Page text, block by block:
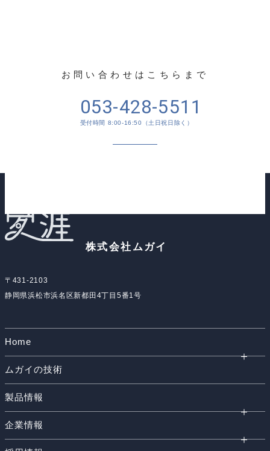
お問い合わせはこちらまで
053-428-5511
受付時間 8:00-16:50（土日祝日除く）
株式会社ムガイ
〒431-2103
静岡県浜松市浜名区新都田4丁目5番1号
Home
ムガイの技術
製品情報
企業情報